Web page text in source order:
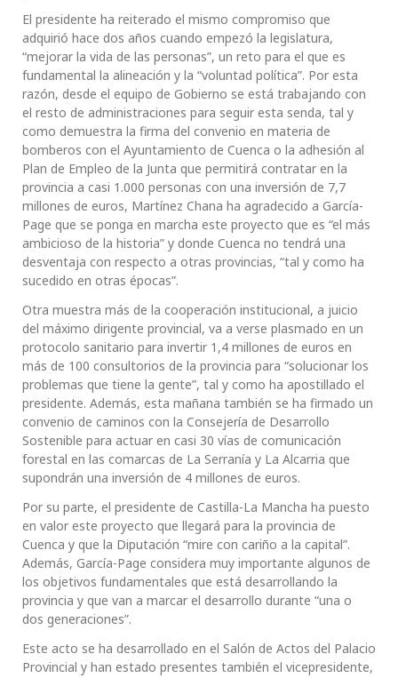
El presidente ha reiterado el mismo compromiso que
adquirió hace dos años cuando empezó la legislatura,
“mejorar la vida de las personas”, un reto para el que es
fundamental la alineación y la “voluntad política”. Por esta
razón, desde el equipo de Gobierno se está trabajando con
el resto de administraciones para seguir esta senda, tal y
como demuestra la firma del convenio en materia de
bomberos con el Ayuntamiento de Cuenca o la adhesión al
Plan de Empleo de la Junta que permitirá contratar en la
provincia a casi 1.000 personas con una inversión de 7,7
millones de euros, Martínez Chana ha agradecido a García-
Page que se ponga en marcha este proyecto que es “el más
ambicioso de la historia” y donde Cuenca no tendrá una
desventaja con respecto a otras provincias, “tal y como ha
sucedido en otras épocas”.
Otra muestra más de la cooperación institucional, a juicio
del máximo dirigente provincial, va a verse plasmado en un
protocolo sanitario para invertir 1,4 millones de euros en
más de 100 consultorios de la provincia para “solucionar los
problemas que tiene la gente”, tal y como ha apostillado el
presidente. Además, esta mañana también se ha firmado un
convenio de caminos con la Consejería de Desarrollo
Sostenible para actuar en casi 30 vías de comunicación
forestal en las comarcas de La Serranía y La Alcarria que
supondrán una inversión de 4 millones de euros.
Por su parte, el presidente de Castilla-La Mancha ha puesto
en valor este proyecto que llegará para la provincia de
Cuenca y que la Diputación “mire con cariño a la capital”.
Además, García-Page considera muy importante algunos de
los objetivos fundamentales que está desarrollando la
provincia y que van a marcar el desarrollo durante “una o
dos generaciones”.
Este acto se ha desarrollado en el Salón de Actos del Palacio
Provincial y han estado presentes también el vicepresidente,